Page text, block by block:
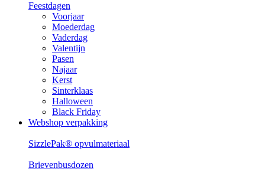
Feestdagen
Voorjaar
Moederdag
Vaderdag
Valentijn
Pasen
Najaar
Kerst
Sinterklaas
Halloween
Black Friday
Webshop verpakking
SizzlePak® opvulmateriaal
Brievenbusdozen